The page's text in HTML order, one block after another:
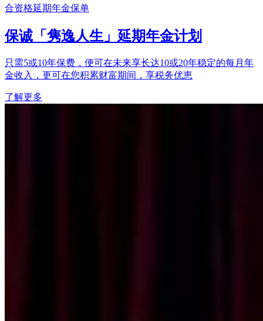
合资格延期年金保单
保诚「隽逸人生」延期年金计划
只需5或10年保费，便可在未来享长达10或20年稳定的每月年
金收入，更可在您积累财富期间，享税务优恵
了解更多